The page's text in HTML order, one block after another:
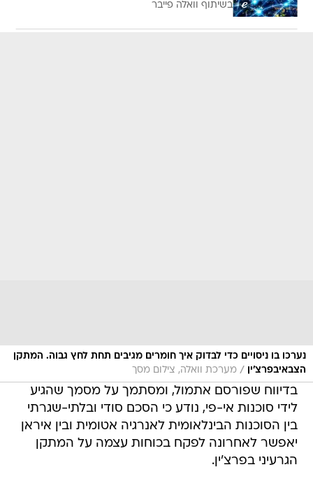
בשיתוף וואלה פייבר
נערכו בו ניסויים כדי לבדוק איך חומרים מגיבים תחת לחץ גבוה. המתקן
הצבאיבפרצ'ין
/ מערכת וואלה, צילום מסך
בדיווח שפורסם אתמול, ומסתמך על מסמך שהגיע
לידי סוכנות אי-פי, נודע כי הסכם סודי ובלתי-שגרתי
בין הסוכנות הבינלאומית לאנרגיה אטומית ובין איראן
יאפשר לאחרונה לפקח בכוחות עצמה על המתקן
הגרעיני בפרצ'ין.